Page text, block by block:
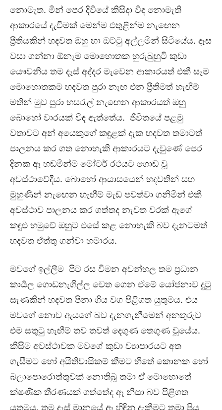
නොමැත. මින් පෙර දිවියේ කිසිදා විඳ නොමැති
ආකාරයේ දැවීමක් මෙන්ම එතුළින්ම නැඟෙන
ප්‍රීතියකින් හදවත ඔහු හා ඔට්ටු අල්ලමින් සිටියේය. දෑස
වසා ගන්නා ඕනෑම මොහොතක හුරුබුහුටි කුඩා
යෞවනිය තම දෑස් අද්දර මැවෙන ආකාරයත් එකී සෑම
මොහොතකම හදවත පුරා නැඟ එන ප්‍රීතිමත් හැඟීම්
මතින් මුව පුරා හසරැල් නැඟෙන ආකාරයත් ඔහු
බොහෝ වාරයක් විඳ ඇත්තේය. ජීවිතයේ පළමු
වතාවට අන් අයෙකුගේ කඳුළක් දැක හදවත තමාටත්
පාලනය කර ගත නොහැකි ආකාරයට දැවුණේ පෙර
දිනක ඈ හඬමින්ම මෝටර් රථයට ගොඩ වූ
අවස්ථාවේදීය. බොහෝ ආයාසයෙන් හදවතින් සහ
මුහුණින් නැඟෙන හැඟීම් මැඩ පවත්වා ගනිමින් එකී
අවස්ථාව පාලනය කර ගත්තද නැවත වරක් ඇගේ
කඳුළු හමුවේ ඔහුට එසේ කළ නොහැකි බව දැනටමත්
හදවත ඒත්තු ගන්වා හමාරය.
මවගේ ඉල්ලීම පිට රස විමන අවන්හල තම ප්‍රධාන
කාර්‍යල ගොඩනැගිල්ල වෙත ගෙන ඒමේ යෝජනාව දුටු
සැණකින් හදවත පිනා ගිය වග පිළිගත යුතුමය. එය
මවගේ නොව ඇයගේ බව දැනගැනීමෙන් අනතුරුව
එම සතුටු හැඟීම් තව තවත් දෙගුණ තෙගුණ වූයේය.
කිසිම අවස්ථාවක මවගේ කුඩා ව්‍යාපාරයට අත
ගැසීමට හෝ අයිතිවාසිකම් කීමට හිතේ කොනක හෝ
බලාපොරොත්තුවක් නොතිබූ තමා ඒ මොහොතේ
ක්ෂණික තීරණයක් ගත්තේද ඈ නිසා බව පිළිගත
යුතුමය. තම දෑස් මානයේ ඈ හිඳිනු දැකීමට තමා ප්‍රිය